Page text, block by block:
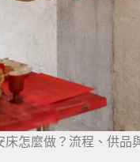
床怎麼做？流程、供品